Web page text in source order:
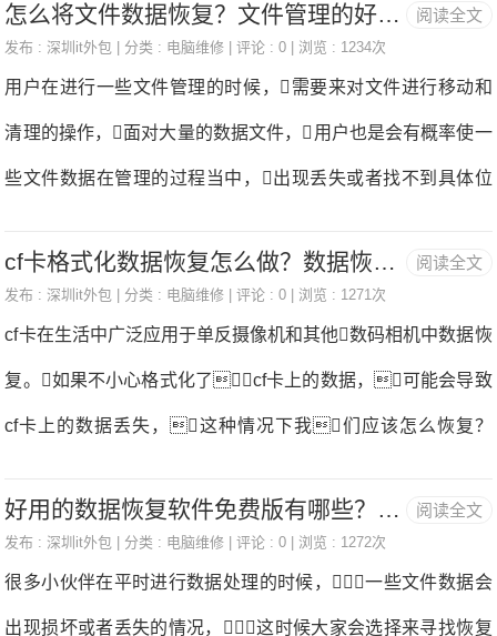
应该怎么办。其实只要把误删除的文件恢复回原来的位置
复大师”数据恢复。首先选择原数据文件所储存的位置，
如果记得具体的文件所在位置点击“自定义位置”按钮，如
果不记得具体文件所在位置，可以选择原数据文件所在的
磁盘位置，之后点
阅读全文
怎么将文件数据恢复？文件管理的好帮手
发布 : 深圳it外包 | 分类 : 电脑维修 | 评论 : 0 | 浏览 : 1234次
用户在进行一些文件管理的时候，需要来对文件进行移动和
清理的操作，面对大量的数据文件，用户也是会有概率使一
些文件数据在管理的过程当中，出现丢失或者找不到具体位
我们要怎么来恢复这些文件数据呢？很多用户不知道具体
很好的保存，如果出现了文件数据丢失的话，欢迎大家来
参考下面小编为大家带来的这些方法，来进行数据的恢复哦
数据恢复。方法一：Easyrecovery数据恢复Easyrecovery可
阅读全文
cf卡格式化数据恢复怎么做？数据恢复专家帮助你
发布 : 深圳it外包 | 分类 : 电脑维修 | 评论 : 0 | 浏览 : 1271次
cf卡在生活中广泛应用于单反摄像机和其他数码相机中数据恢
复。如果不小心格式化了cf卡上的数据，可能会导致
cf卡上的数据丢失，这种情况下我们应该怎么恢复？
行读写，尤其是写入新的数据，一旦我们往格式化
阅读全文
好用的数据恢复软件免费版有哪些？轻松数据恢复！
发布 : 深圳it外包 | 分类 : 电脑维修 | 评论 : 0 | 浏览 : 1272次
很多小伙伴在平时进行数据处理的时候，一些文件数据会
出现损坏或者丢失的情况，这时候大家会选择来寻找恢复